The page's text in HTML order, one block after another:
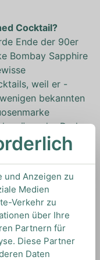
Cocktail?
Ende der 90er
Bombay Sapphire
weil er -
bekannten
wären der Dark
die Lynchburg
hierzulande
Crushed Rezept
man beim
verwendet,
und Anzeigen zu
Medien
Verkehr zu
über Ihre
Partnern für
Diese Partner
Daten